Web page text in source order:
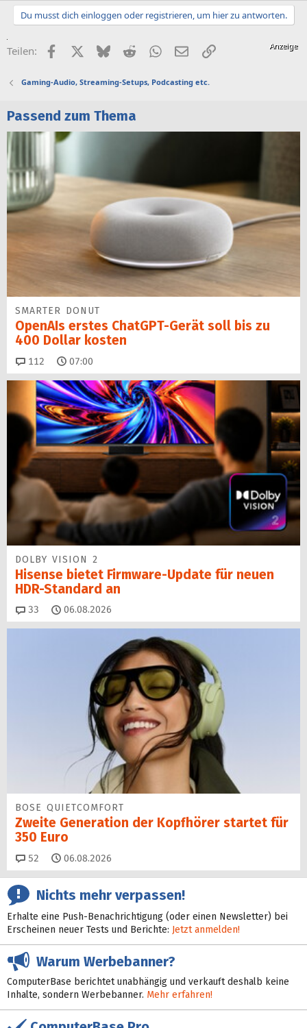
Du musst dich einloggen oder registrieren, um hier zu antworten.
Teilen: FacebookX (Twitter)
BlueskyRedditWhatsApp
E-MailLink
Gaming-Audio, Streaming-Setups, Podcasting etc.
Passend zum Thema
SMARTER DONUT
OpenAIs erstes ChatGPT-Gerät soll bis zu
400 Dollar kosten
112 Kommentare
07:00
DOLBY VISION 2
Hisense bietet Firmware-Update für neuen
HDR-Standard an
33 Kommentare
06.08.2026
BOSE QUIETCOMFORT
Zweite Generation der Kopfhörer startet für
350 Euro
52 Kommentare
06.08.2026
Nichts mehr verpassen!
Erhalte eine Push-Benachrichtigung (oder einen Newsletter) bei
Erscheinen neuer Tests und Berichte: Jetzt anmelden!
Warum Werbebanner?
ComputerBase berichtet unabhängig und verkauft deshalb keine
Inhalte, sondern Werbebanner. Mehr erfahren!